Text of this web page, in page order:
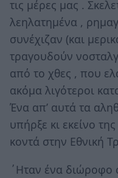
τις μέρες μας .
λεηλατημένα ,
συνέχιζαν (και
τραγουδούν
από το χθες , που
ακόμα λιγότεροι
Ένα απ’ αυτά τα
υπήρξε κι εκείνο της
κοντά στην Εθνική
΄Ηταν ένα διώροφο